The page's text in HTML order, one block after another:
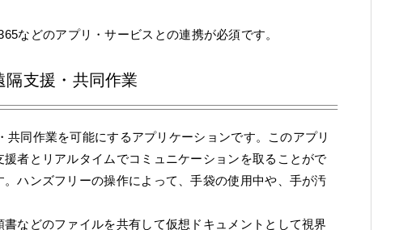
などのアプリ・サービスとの連携が必須です。
支援・共同作業
同作業を可能にするアプリケーションです。このアプリ
者とリアルタイムでコミュニケーションを取ることがで
ハンズフリーの操作によって、手袋の使用中や、手が汚
などのファイルを共有して仮想ドキュメントとして視界